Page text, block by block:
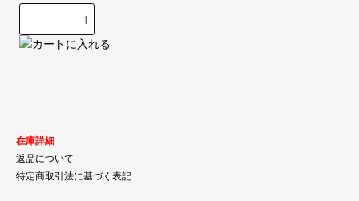
在庫詳細
返品について
特定商取引法に基づく表記